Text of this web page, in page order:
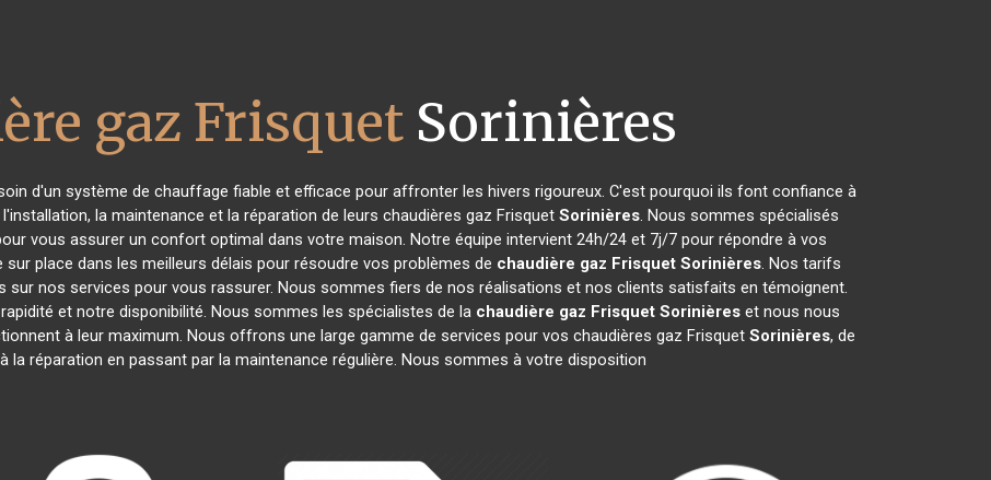
gaz FrisquetSorinières
d'un système de chauffage fiable et efficace pour affronter les hivers rigoureux. C'est pourquoi ils font confiance à
la maintenance et la réparation de leurs chaudières gaz Frisquet Sorinières. Nous sommes spécialisés
vous assurer un confort optimal dans votre maison. Notre équipe intervient 24h/24 et 7j/7 pour répondre à vos
place dans les meilleurs délais pour résoudre vos problèmes de chaudière gaz Frisquet Sorinières. Nos tarifs
nos services pour vous rassurer. Nous sommes fiers de nos réalisations et nos clients satisfaits en témoignent.
et notre disponibilité. Nous sommes les spécialistes de la chaudière gaz Frisquet Sorinièreset nous nous
à leur maximum. Nous offrons une large gamme de services pour vos chaudières gaz Frisquet Sorinières, de
la réparation en passant par la maintenance régulière. Nous sommes à votre disposition